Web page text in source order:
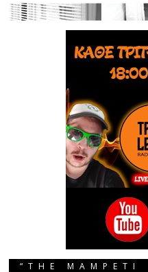
“THE MAMPETI